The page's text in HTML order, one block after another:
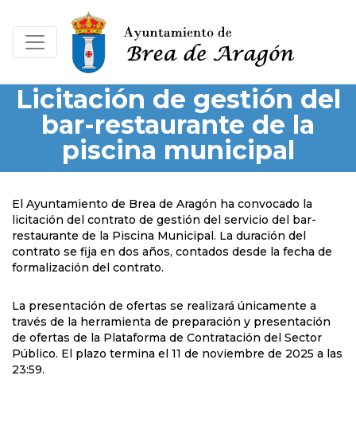
Licitación de gestión del
bar-restaurante de la
piscina municipal
El Ayuntamiento de Brea de Aragón ha convocado la
licitación del contrato de gestión del servicio del bar-
restaurante de la Piscina Municipal. La duración del
contrato se fija en dos años, contados desde la fecha de
formalización del contrato.
La presentación de ofertas se realizará únicamente a
través de la herramienta de preparación y presentación
de ofertas de la Plataforma de Contratación del Sector
Público. El plazo termina el 11 de noviembre de 2025 a las
23:59.